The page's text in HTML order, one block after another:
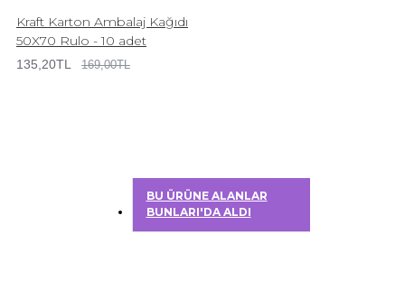
Kraft Karton Ambalaj Kağıdı
50X70 Rulo - 10 adet
135,20TL 169,00TL
BU ÜRÜNE ALANLAR
BUNLARI'DA ALDI